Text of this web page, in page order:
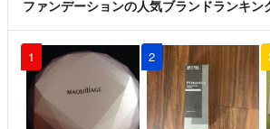
ファンデーションの人気ブランドランキン
1 2